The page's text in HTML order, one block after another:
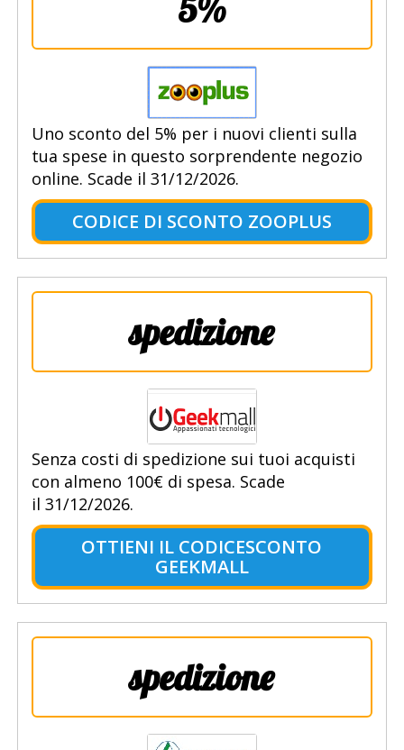
5%
Uno sconto del 5% per i nuovi clienti sulla
tua spese in questo sorprendente negozio
online. Scade il 31/12/2026.
CODICE DI SCONTO ZOOPLUS
spedizione
Senza costi di spedizione sui tuoi acquisti
con almeno 100€ di spesa. Scade
il 31/12/2026.
OTTIENI IL CODICESCONTO
GEEKMALL
spedizione